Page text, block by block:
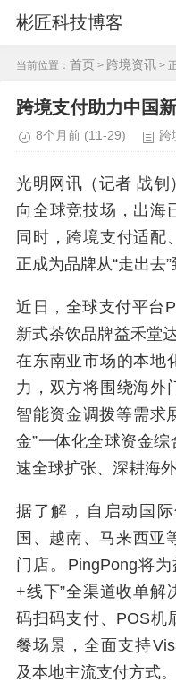
彬匠科技博客
当前位置： 首页 > 跨境资讯 >
跨境支付助力中国
8个月前 (11-29) 跨
光明网讯（记者 战钊
向全球竞技场，出海
同时，跨境支付适配
正成为品牌从“走出去”
近日，全球支付平台
新式茶饮品牌益禾堂
在东南亚市场的本地
力，双方将围绕海外
智能资金调拨等需求
金”一体化全球资金
速全球扩张、深耕海
据了解，自启动国
国、越南、马来西亚
门店。PingPong将
+线下”全渠道收单解
码扫码支付、POS机
餐场景，全面支持
及本地主流支付方式。